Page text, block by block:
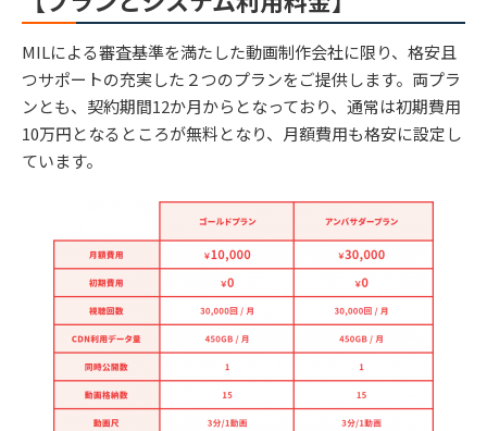
MILによる審査基準を満たした動画制作会社に限り、格安且
つサポートの充実した２つのプランをご提供します。両プラ
ンとも、契約期間12か月からとなっており、通常は初期費用
10万円となるところが無料となり、月額費用も格安に設定し
ています。